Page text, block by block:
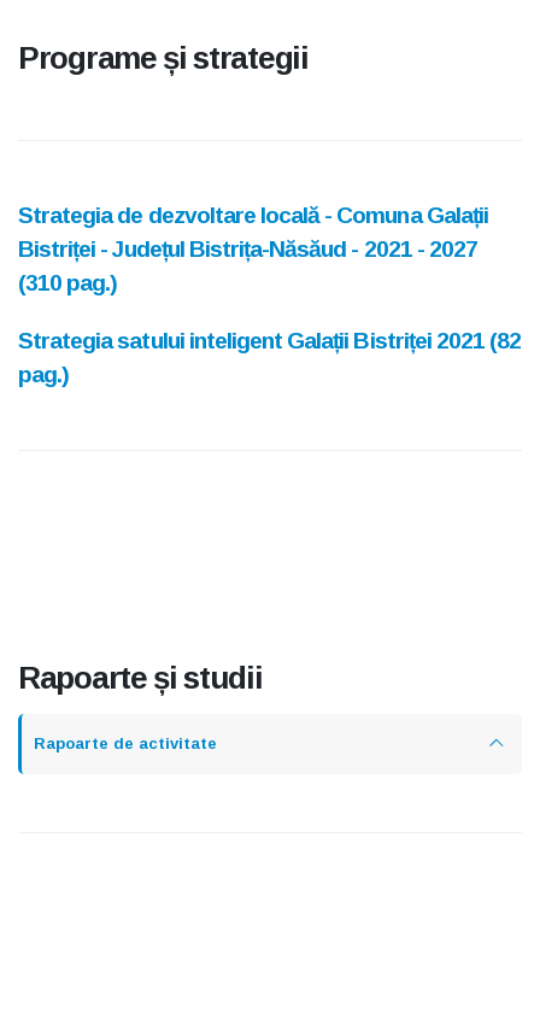
Programe și strategii
Strategia de dezvoltare locală - Comuna Galații
Bistriței - Județul Bistrița-Năsăud - 2021 - 2027
(310 pag.)
Strategia satului inteligent Galații Bistriței 2021 (82
pag.)
Rapoarte și studii
Rapoarte de activitate